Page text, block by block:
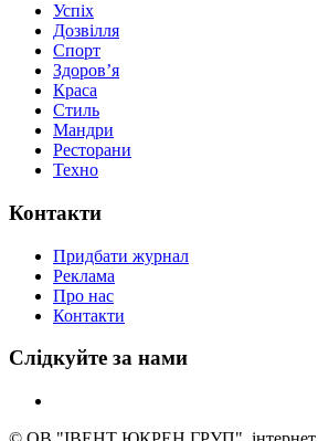
Успіх
Дозвілля
Спорт
Здоров’я
Краса
Стиль
Мандри
Ресторани
Техно
Контакти
Придбати журнал
Реклама
Про нас
Контакти
Слідкуйте за нами